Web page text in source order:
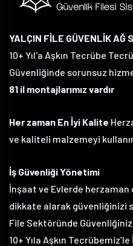
YALÇIN FİLE GÜVENLİK AĞ
10+ Yıl'a Aşkın Tecrübe
Güvenliğinde sorunsuz
81 il montajlarımız vardır
Her zaman En İyi Kalite
ve kaliteli malzemeyi
İş Güvenliği Yönetimi
İnşaat ve Evlerde herzaman
dikkate alarak güvenliğinizi
File Sektöründe
10+ Yıla Aşkın